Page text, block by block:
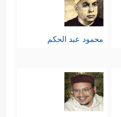
محمود عبد الحكم